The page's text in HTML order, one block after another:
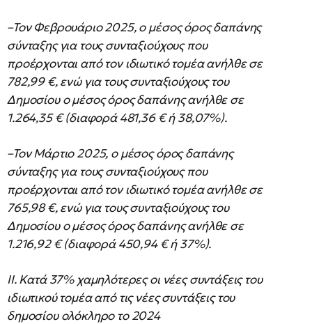
–Τον Φεβρουάριο 2025, ο μέσος όρος δαπάνης
σύνταξης για τους συνταξιούχους που
προέρχονται από τον ιδιωτικό τομέα ανήλθε σε
782,99 €, ενώ για τους συνταξιούχους του
Δημοσίου ο μέσος όρος δαπάνης ανήλθε σε
1.264,35 € (διαφορά 481,36 € ή 38,07%).
–Τον Μάρτιο 2025, ο μέσος όρος δαπάνης
σύνταξης για τους συνταξιούχους που
προέρχονται από τον ιδιωτικό τομέα ανήλθε σε
765,98 €, ενώ για τους συνταξιούχους του
Δημοσίου ο μέσος όρος δαπάνης ανήλθε σε
1.216,92 € (διαφορά 450,94 € ή 37%).
ΙΙ. Κατά 37% χαμηλότερες οι νέες συντάξεις του
ιδιωτικού τομέα από τις νέες συντάξεις του
δημοσίου ολόκληρο το 2024